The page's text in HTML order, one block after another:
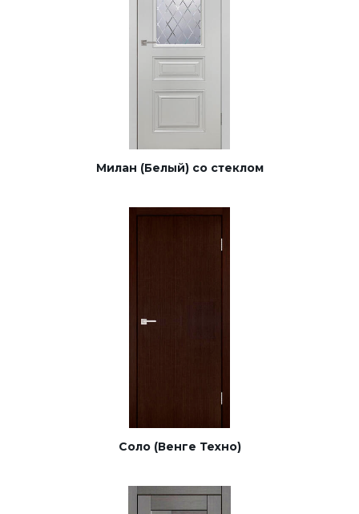
Милан (Белый) со стеклом
Соло (Венге Техно)